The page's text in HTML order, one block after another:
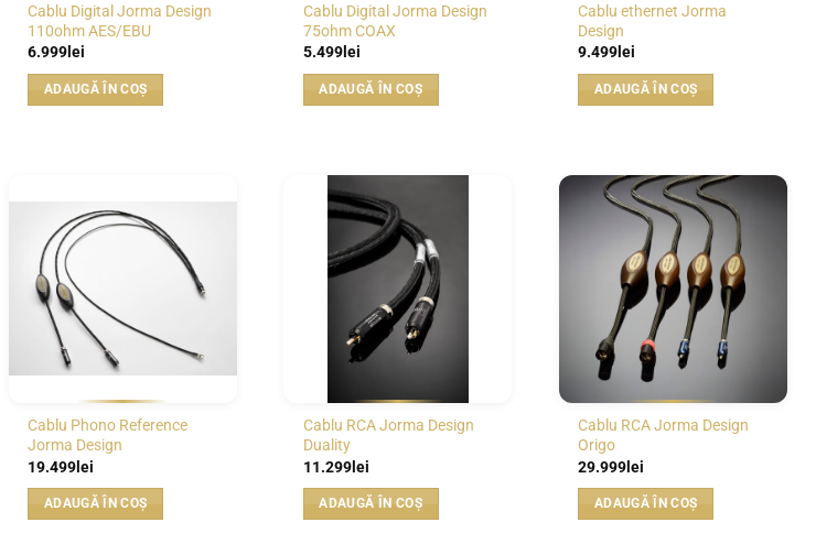
Cablu Digital Jorma Design
110ohm AES/EBU
6.999 lei
ADAUGĂ ÎN COȘ
Cablu Digital Jorma Design
75ohm COAX
5.499lei
ADAUGĂ ÎN COȘ
Cablu ethernet Jorma
Design
9.499 lei
ADAUGĂ ÎN COȘ
WISHLIST
Cablu Phono Reference
Jorma Design
19.499 lei
ADAUGĂ ÎN COȘ
WISHLIST
Cablu RCA Jorma Design
Duality
11.299lei
ADAUGĂ ÎN COȘ
WISHLIST
Cablu RCA Jorma Design
Origo
29.999 lei
ADAUGĂ ÎN COȘ